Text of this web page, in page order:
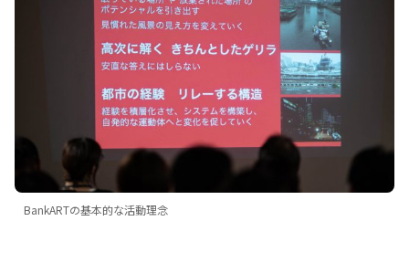
BankARTの基本的な活動理念